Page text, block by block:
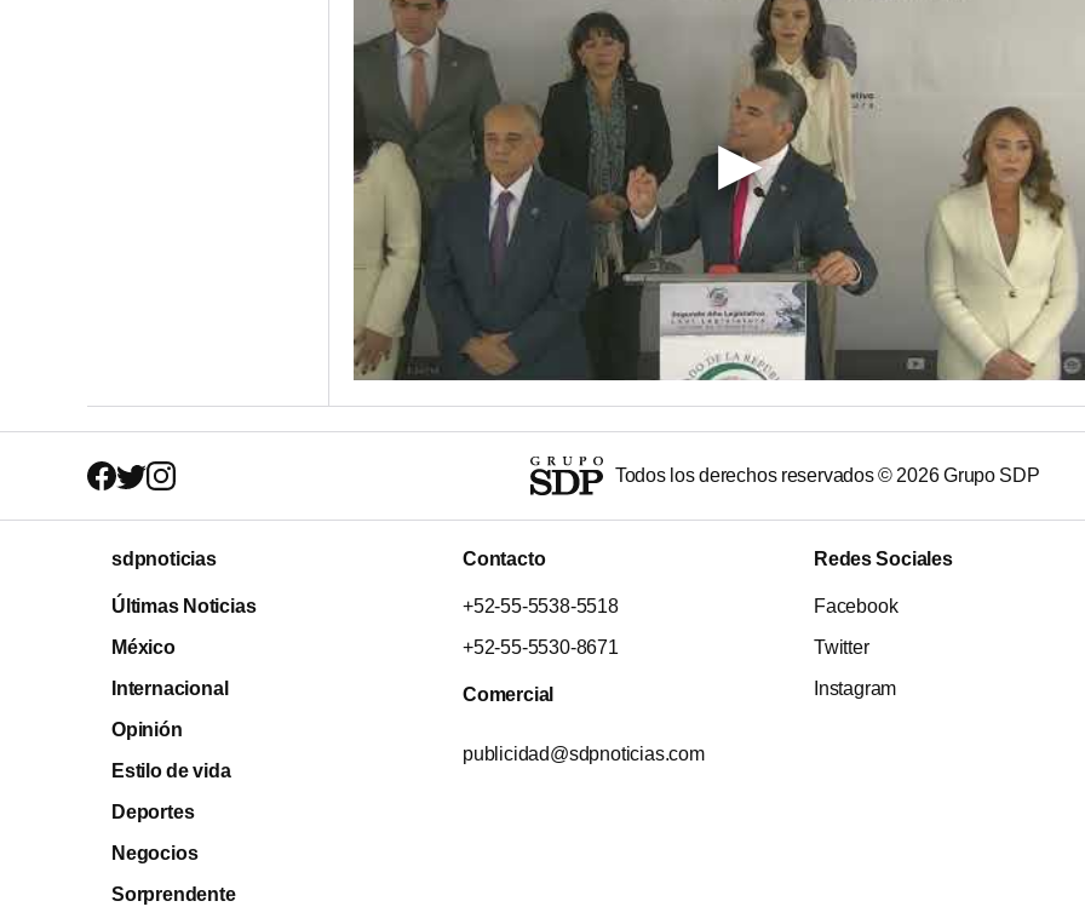
Todos los derechos reservados © 2026Grupo SDP
sdpnoticias
Últimas Noticias
México
Internacional
Opinión
Estilo de vida
Deportes
Negocios
Sorprendente
Contacto
+52-55-5538-5518
+52-55-5530-8671
Comercial
publicidad@sdpnoticias.com
Redes Sociales
Facebook
Twitter
Instagram